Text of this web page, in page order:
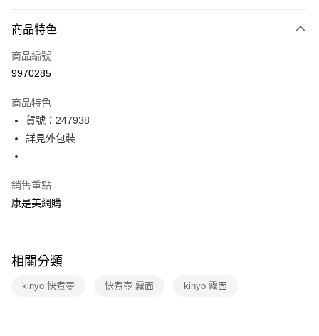
icash Pay
信用卡一次付款
LINE Pay
Apple Pay
悠遊付
運送方式
宅配-下單後3-5個工作天配送(不含預購品)，箱購品分箱出貨
商品特色
商品編號
9970285
商品特色
貨號：247938
詳見外包裝
銷售重點
康是美網購
相關分類
kinyo 快煮壺 快煮壺 霧面 kinyo 霧面